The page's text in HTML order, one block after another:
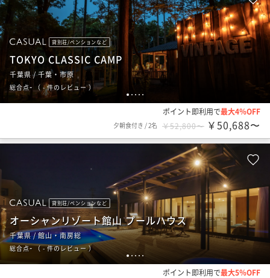
1 2 3 4 5
貸別荘/ペンションなど
TOKYO CLASSIC CAMP
千葉県 / 千葉・市原
総合点- （ - 件のレビュー）
ポイント即利用で最大4％OFF
夕朝食付き /2名 ￥52,800〜 ￥50,688〜
1 2 3 4 5
貸別荘/ペンションなど
オーシャンリゾート館山 プールハウス
千葉県 / 館山・南房総
総合点-（- 件のレビュー）
ポイント即利用で最大5％OFF